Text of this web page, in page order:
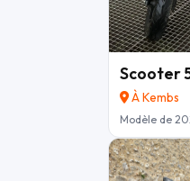
Scooter
À Kembs
Modèle de